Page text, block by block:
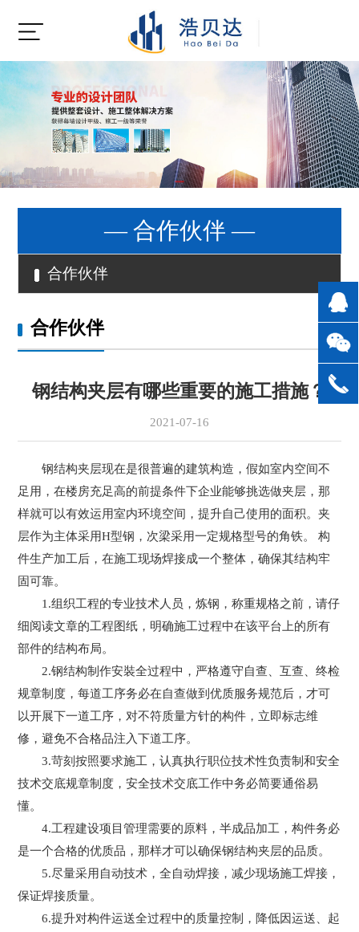
— 合作伙伴 —
合作伙伴
合作伙伴
钢结构夹层有哪些重要的施工措施？
2021-07-16
钢结构夹层现在是很普遍的建筑构造，假如室内空间不
足用，在楼房充足高的前提条件下企业能够挑选做夹层，那
样就可以有效运用室内环境空间，提升自己使用的面积。夹
层作为主体采用H型钢，次梁采用一定规格型号的角铁。 构
件生产加工后，在施工现场焊接成一个整体，确保其结构牢
固可靠。
1.组织工程的专业技术人员，炼钢，称重规格之前，请仔
细阅读文章的工程图纸，明确施工过程中在该平台上的所有
部件的结构布局。
2.钢结构制作安裝全过程中，严格遵守自查、互查、终检
规章制度，每道工序务必在自查做到优质服务规范后，才可
以开展下一道工序，对不符质量方针的构件，立即标志维
修，避免不合格品注入下道工序。
3.苛刻按照要求施工，认真执行职位技术性负责制和安全
技术交底规章制度，安全技术交底工作中务必简要通俗易
懂。
4.工程建设项目管理需要的原料，半成品加工，构件务必
是一个合格的优质品，那样才可以确保钢结构夹层的品质。
5.尽量采用自动技术，全自动焊接，减少现场施工焊接，
保证焊接质量。
6.提升对构件运送全过程中的质量控制，降低因运送、起